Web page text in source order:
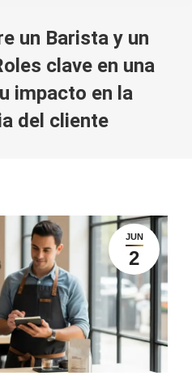
un Barista y un
clave en una
impacto en la
del cliente
JUN
2